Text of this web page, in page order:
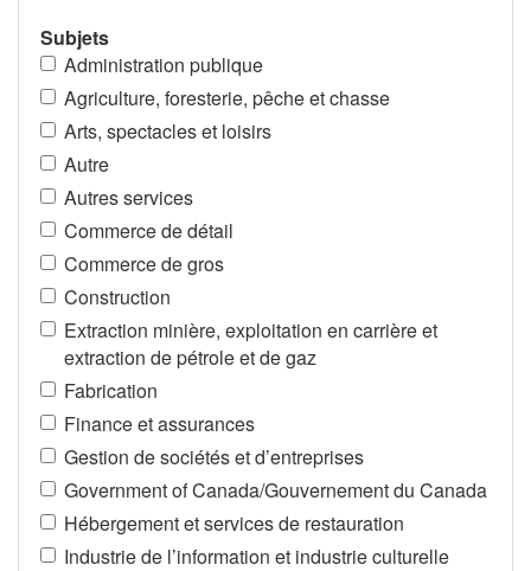
Subjets
Administration publique
Agriculture, foresterie, pêche et chasse
Arts, spectacles et loisirs
Autre
Autres services
Commerce de détail
Commerce de gros
Construction
Extraction minière, exploitation en carrière et
extraction de pétrole et de gaz
Fabrication
Finance et assurances
Gestion de sociétés et d’entreprises
Government of Canada/Gouvernement du Canada
Hébergement et services de restauration
Industrie de l’information et industrie culturelle